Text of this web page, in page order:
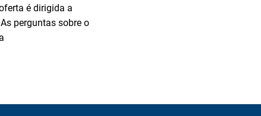
é dirigida a
perguntas sobre o